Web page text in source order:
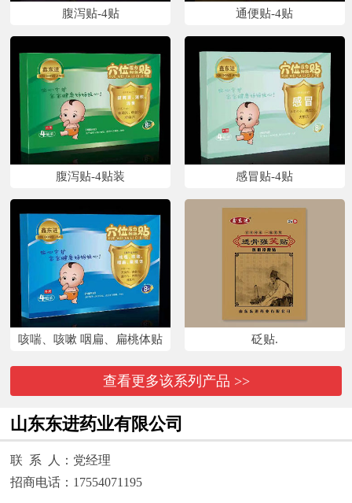
腹泻贴-4贴 通便贴-4贴
腹泻贴-4贴装 感冒贴-4贴
咳喘、咳嗽 咽扁、扁桃体贴 砭贴.
查看更多该系列产品 >>
山东东进药业有限公司
联 系 人：党经理
招商电话：17554071195